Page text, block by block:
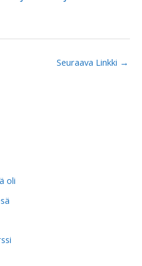
Seuraava Linkki →
oli